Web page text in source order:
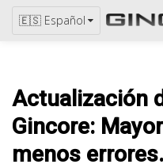
🇪🇸 Español
Actualización
Gincore:
menos errores.